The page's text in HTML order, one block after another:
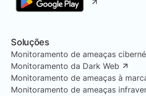
Soluções
Monitoramento de ameaças
Monitoramento da Dark Web
Monitoramento de ameaças à
Monitoramento de ameaças